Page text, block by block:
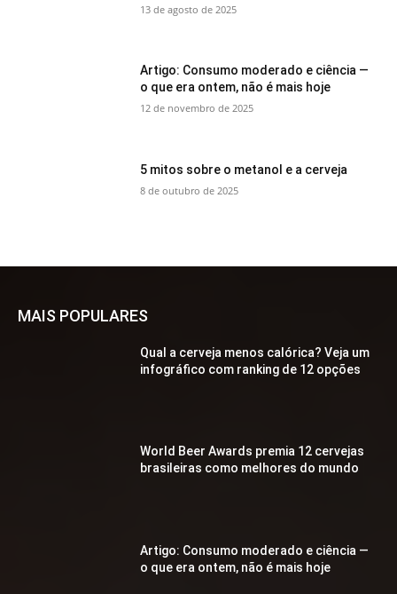
13 de agosto de 2025
Artigo: Consumo moderado e ciência —
o que era ontem, não é mais hoje
12 de novembro de 2025
5 mitos sobre o metanol e a cerveja
8 de outubro de 2025
MAIS POPULARES
Qual a cerveja menos calórica? Veja um
infográfico com ranking de 12 opções
World Beer Awards premia 12 cervejas
brasileiras como melhores do mundo
Artigo: Consumo moderado e ciência —
o que era ontem, não é mais hoje